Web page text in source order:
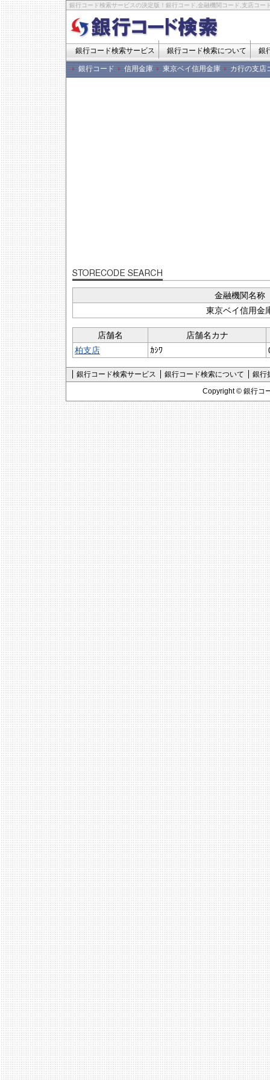
銀行コード検索サービスの決定版！銀行コード,金融機関コード,支店コー
銀行コード検索サービス 銀行コード検索について 銀
銀行コード 信用金庫 東京ベイ信用金庫 カ行の支店
金融機関名称
東京ベイ信用金
店舗名
店舗名カナ
柏支店
ｶｼﾜ
銀行コード検索サービス 銀行コード検索について
銀行
Copyright © 銀行コ